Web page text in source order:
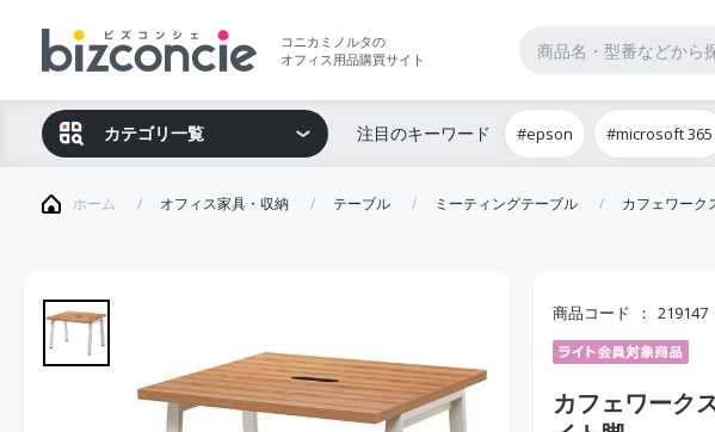
コニカミノルタの
オフィス用品購買サイト
カテゴリ一覧 注目のキーワード #epson #microsoft 365
ホーム オフィス家具・収納 テーブル ミーティングテーブル カフェワーク
商品コード 219147
カフェワーク